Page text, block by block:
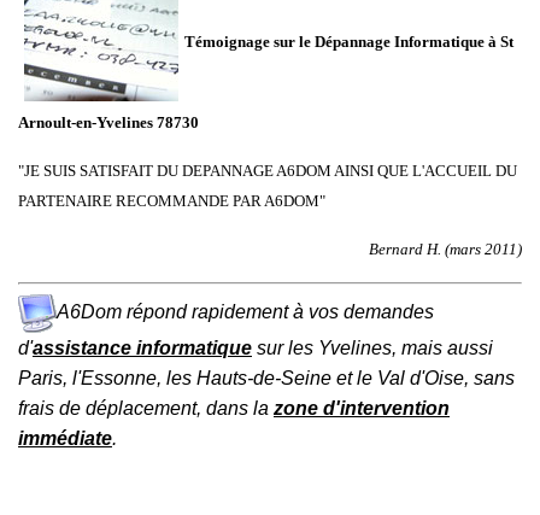
Témoignage sur le Dépannage Informatique à St
Arnoult-en-Yvelines 78730
"JE SUIS SATISFAIT DU DEPANNAGE A6DOM AINSI QUE L'ACCUEIL DU
PARTENAIRE RECOMMANDE PAR A6DOM"
Bernard H. (mars 2011)
A6Dom répond rapidement à vos demandes
d'assistance informatique sur les Yvelines, mais aussi
Paris, l'Essonne, les Hauts-de-Seine et le Val d'Oise, sans
frais de déplacement, dans la zone d'intervention
immédiate.